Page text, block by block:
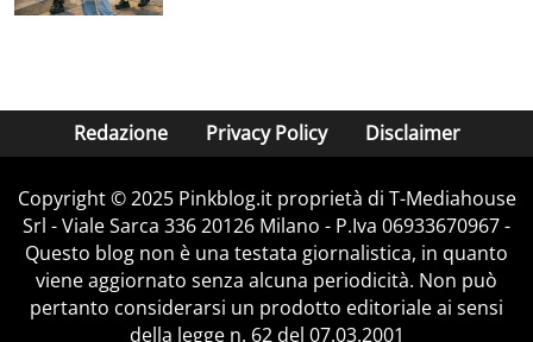
Redazione Privacy Policy Disclaimer
Copyright © 2025 Pinkblog.it proprietà di T-Mediahouse
Srl - Viale Sarca 336 20126 Milano - P.Iva 06933670967 -
Questo blog non è una testata giornalistica, in quanto
viene aggiornato senza alcuna periodicità. Non può
pertanto considerarsi un prodotto editoriale ai sensi
della legge n. 62 del 07.03.2001